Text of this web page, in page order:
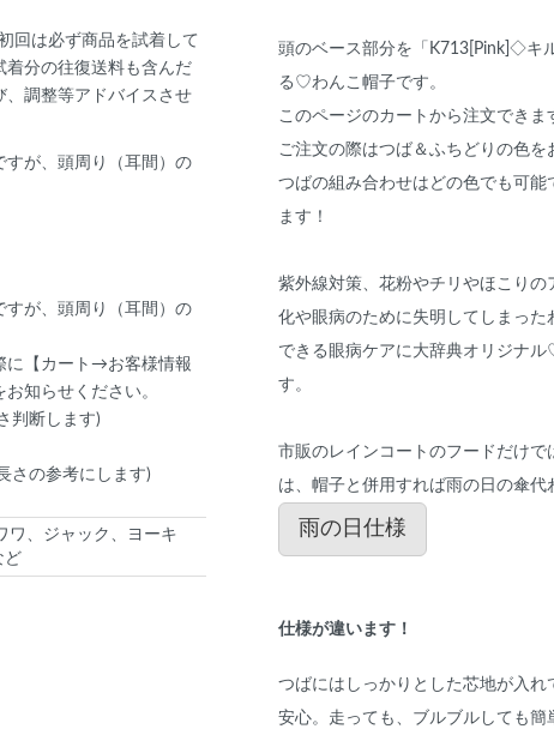
頭のベース部分を「K713[Pink]◇キ
る♡わんこ帽子です。
このページのカートから注文できま
ご注文の際はつば＆ふちどりの色を
つばの組み合わせはどの色でも可能
ます！
紫外線対策、花粉やチリやほこり
化や眼病のために失明してしまっ
できる眼病ケアに大辞典オリジナ
す。
市販のレインコートのフードだけで
は、帽子と併用すれば雨の日の傘代
雨の日仕様
仕様が違います！
つばにはしっかりとした芯地が入れ
安心。走っても、ブルブルしても簡
回は必ず商品を試着して
着分の往復送料も含んだ
、調整等アドバイスさせ
すが、頭周り（耳間）の
すが、頭周り（耳間）の
に【カート→お客様情報
知らせください。
判断します)
さの参考にします)
、ジャック、ヨーキ
ど